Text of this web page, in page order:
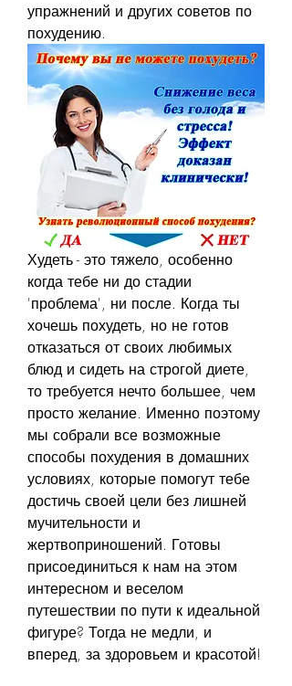
упражнений и других советов по
похудению.
Худеть - это тяжело, особенно
когда тебе ни до стадии
'проблема', ни после. Когда ты
хочешь похудеть, но не готов
отказаться от своих любимых
блюд и сидеть на строгой диете,
то требуется нечто большее, чем
просто желание. Именно поэтому
мы собрали все возможные
способы похудения в домашних
условиях, которые помогут тебе
достичь своей цели без лишней
мучительности и
жертвоприношений. Готовы
присоединиться к нам на этом
интересном и веселом
путешествии по пути к идеальной
фигуре? Тогда не медли, и
вперед, за здоровьем и красотой!